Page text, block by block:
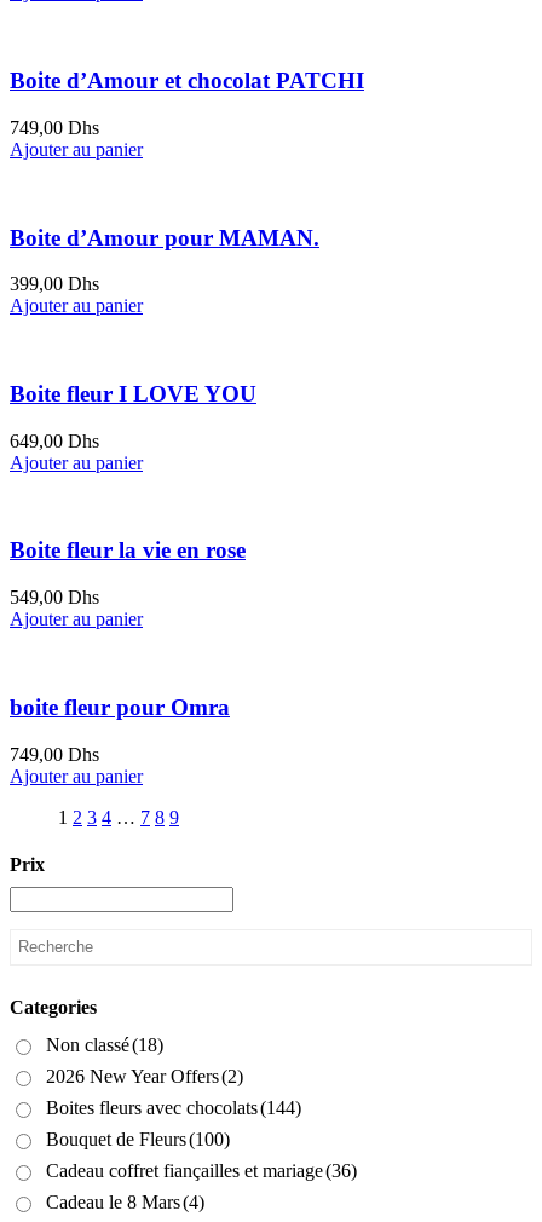
Boite d’Amour et chocolat PATCHI
749,00 Dhs
Ajouter au panier
Boite d’Amour pour MAMAN.
399,00 Dhs
Ajouter au panier
Boite fleur I LOVE YOU
649,00 Dhs
Ajouter au panier
Boite fleur la vie en rose
549,00 Dhs
Ajouter au panier
boite fleur pour Omra
749,00 Dhs
Ajouter au panier
1 2 3 4 … 7 8 9
Prix
Categories
Non classé(18)
2026 New Year Offers(2)
Boites fleurs avec chocolats(144)
Bouquet de Fleurs(100)
Cadeau coffret fiançailles et mariage(36)
Cadeau le 8 Mars(4)